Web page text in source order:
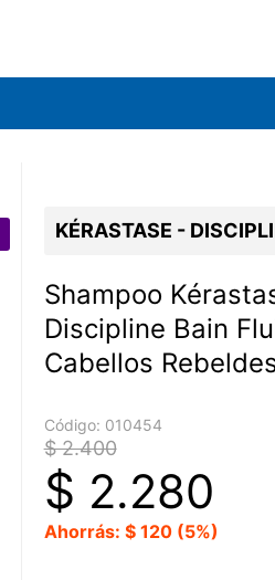
KÉRASTASE -
Shampoo
Discipline Bain
Cabellos
Código: 010454
$ 2.400
$ 2.280
Ahorrás: $ 120 (5%)